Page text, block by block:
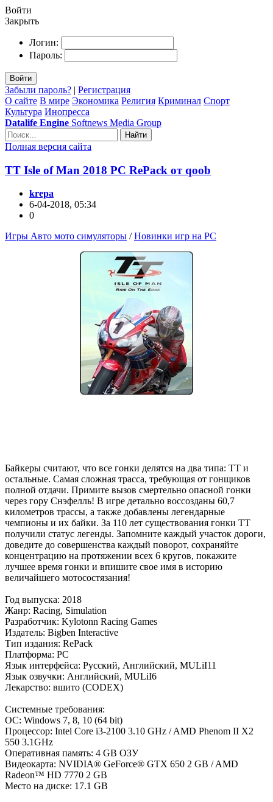
Войти
Закрыть
Логин:
Пароль:
Войти
Забыли пароль? | Регистрация
О сайте В мире Экономика Религия Криминал Спорт
Культура Инопресса
Datalife Engine Softnews Media Group
Найти
Полная версия сайта
TT Isle of Man 2018 PC RePack от qoob
krepa
6-04-2018, 05:34
0
Игры Авто мото симуляторы /Новинки игр на PC
Байкеры считают, что все гонки делятся на два типа: TT и
остальные. Самая сложная трасса, требующая от гонщиков
полной отдачи. Примите вызов смертельно опасной гонки
через гору Снэфелль! В игре детально воссозданы 60,7
километров трассы, а также добавлены легендарные
чемпионы и их байки. За 110 лет существования гонки TT
получили статус легенды. Запомните каждый участок дороги,
доведите до совершенства каждый поворот, сохраняйте
концентрацию на протяжении всех 6 кругов, покажите
лучшее время гонки и впишите свое имя в историю
величайшего мотосостязания!
Год выпуска: 2018
Жанр: Racing, Simulation
Разработчик: Kylotonn Racing Games
Издатель: Bigben Interactive
Тип издания: RePack
Платформа: PC
Язык интерфейса: Русский, Английский, MULiI11
Язык озвучки: Английский, MULiI6
Лекарство: вшито (CODEX)
Cистемные требования:
ОС: Windows 7, 8, 10 (64 bit)
Процессор: Intel Core i3-2100 3.10 GHz / AMD Phenom II X2
550 3.1GHz
Оперативная память: 4 GB ОЗУ
Видеокарта: NVIDIA® GeForce® GTX 650 2 GB / AMD
Radeon™ HD 7770 2 GB
Место на диске: 17.1 GB